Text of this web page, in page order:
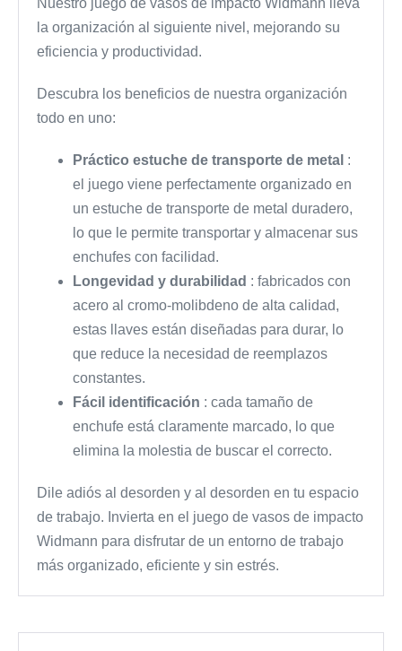
Nuestro juego de vasos de impacto Widmann lleva
la organización al siguiente nivel, mejorando su
eficiencia y productividad.
Descubra los beneficios de nuestra organización
todo en uno:
Práctico estuche de transporte de metal :
el juego viene perfectamente organizado en
un estuche de transporte de metal duradero,
lo que le permite transportar y almacenar sus
enchufes con facilidad.
Longevidad y durabilidad : fabricados con
acero al cromo-molibdeno de alta calidad,
estas llaves están diseñadas para durar, lo
que reduce la necesidad de reemplazos
constantes.
Fácil identificación : cada tamaño de
enchufe está claramente marcado, lo que
elimina la molestia de buscar el correcto.
Dile adiós al desorden y al desorden en tu espacio
de trabajo. Invierta en el juego de vasos de impacto
Widmann para disfrutar de un entorno de trabajo
más organizado, eficiente y sin estrés.